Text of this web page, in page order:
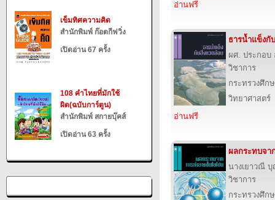
เข็มทิศความคิด
สำนักพิมพ์ ก๊อตกีฟวิ่ง
เปิดอ่าน 67 ครั้ง
108 คำไทยที่มักใช้
ผิด(ฉบับการ์ตูน)
สำนักพิมพ์ สกายบุ๊คส์
เปิดอ่าน 63 ครั้ง
อ่านฟรี
ธารน้ำแข็งกั
ผศ. ประกอ
วิชาการ
กระทรวงศึก
วิทยาศาสตร์
อ่านฟรี
ผลกระทบจา
นางเยาวณี
วิชาการ
กระทรวงศึก